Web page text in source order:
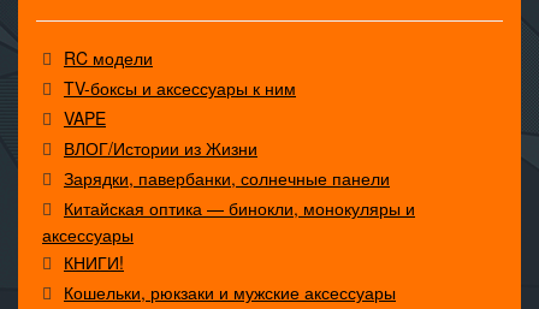
RC модели
TV-боксы и аксессуары к ним
VAPE
ВЛОГ/Истории из Жизни
Зарядки, павербанки, солнечные панели
Китайская оптика — бинокли, монокуляры и
аксессуары
КНИГИ!
Кошельки, рюкзаки и мужские аксессуары